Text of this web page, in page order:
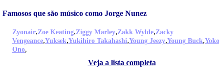
Famosos que são músico como Jorge Nunez
Zyonair,Zoe Keating,Ziggy Marley,Zakk Wylde,Zacky
Vengeance,Yuksek,Yukihiro Takahashi,Young Jeezy,Young Buck,Yoko
Ono,
Veja a lista completa